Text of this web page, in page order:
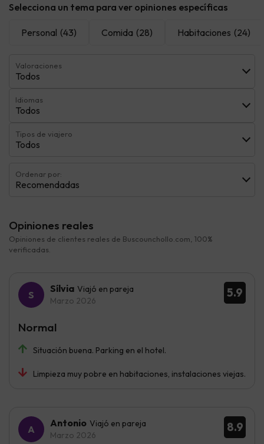
Selecciona un tema para ver opiniones específicas
Personal (43) Comida (28) Habitaciones (24)
Valoraciones
Todos
Idiomas
Todos
Tipos de viajero
Todos
Ordenar por:
Recomendadas
Opiniones reales
Opiniones de clientes reales de Buscounchollo.com, 100%
verificadas.
5.9
Sílvia Viajó en pareja
Marzo 2026
Situación buena. Parking en el hotel.
Limpieza muy pobre en habitaciones, instalaciones viejas.
Normal
8.9
Antonio Viajó en pareja
Marzo 2026